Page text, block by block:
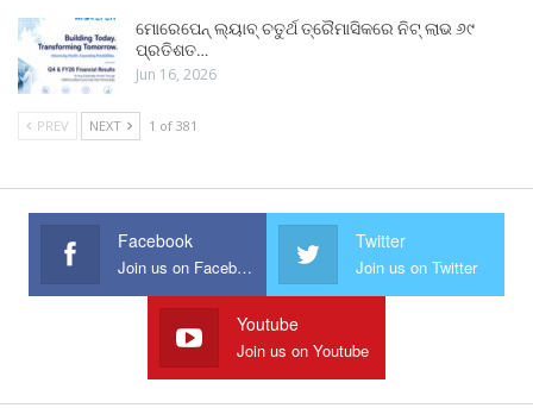
ମୋରେପେନ୍ ଲ୍ୟାବ୍ ଚତୁର୍ଥ ତ୍ରୈମାସିକରେ ନିଟ୍ ଲାଭ ୬୯
ପ୍ରତିଶତ…
Jun 16, 2026
PREV NEXT 1 of 381
Facebook
Join us on Facebook
Twitter
Join us on Twitter
Youtube
Join us on Youtube